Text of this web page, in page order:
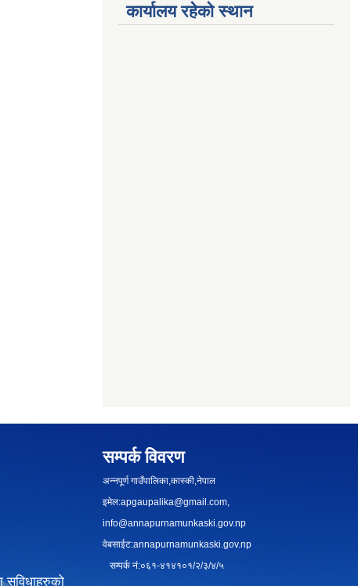
कार्यालय रहेको स्थान
सुविधाहरुको
सम्पर्क विवरण
अन्नपूर्ण गाउँपालिका,कास्की,नेपाल
इमेल:apgaupalika@gmail.com
info@annapurnamunkaski.gov.np
वेबसाईट:annapurnamunkaski.gov.np
सम्पर्क नं:०६१-४१४१०१/२/३/४/५